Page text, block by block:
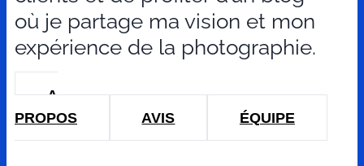
où je partage ma vision et mon
expérience de la photographie.
A
PROPOS
AVIS ÉQUIPE